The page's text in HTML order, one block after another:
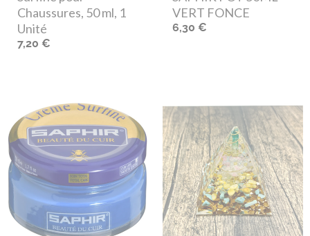
Chaussures, 50 ml, 1
Unité
7,20 €
VERT FONCE
6,30 €